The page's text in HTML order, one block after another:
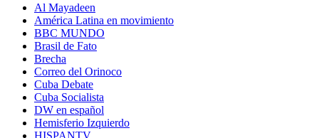
Al Mayadeen
América Latina en movimiento
BBC MUNDO
Brasil de Fato
Brecha
Correo del Orinoco
Cuba Debate
Cuba Socialista
DW en español
Hemisferio Izquierdo
HISPANTV